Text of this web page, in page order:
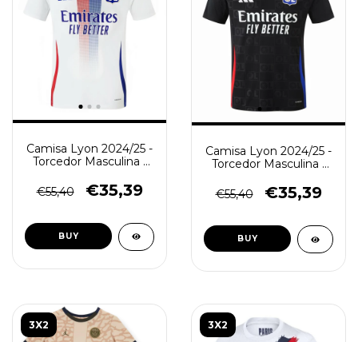
Camisa Lyon 2024/25 -
Torcedor Masculina -
€55,40
€35,39
BUY
Camisa Lyon 2024/25 -
Torcedor Masculina -
€55,40
€35,39
BUY
3X2 3X2